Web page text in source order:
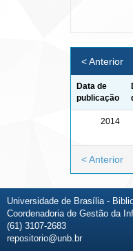
< Anterior
Data de
publicação
2014
< Anterior
Universidade de Brasília -
Coordenadoria de Gestão da
(61) 3107-2683
repositorio@unb.br